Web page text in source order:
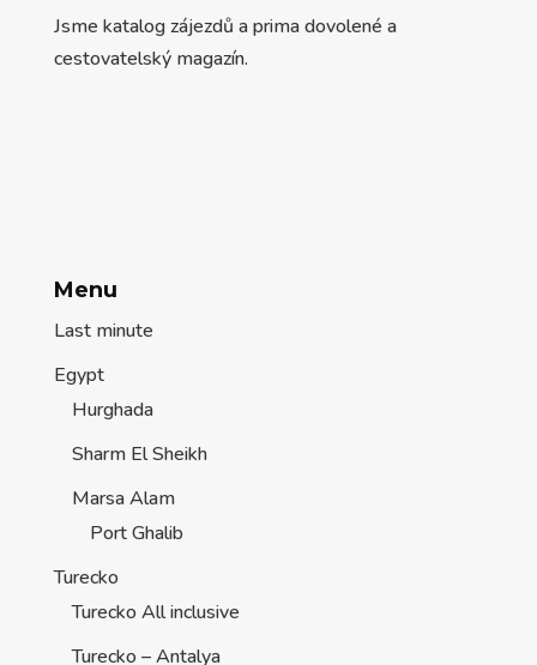
Jsme katalog zájezdů a prima dovolené a
cestovatelský magazín.
Menu
Last minute
Egypt
Hurghada
Sharm El Sheikh
Marsa Alam
Port Ghalib
Turecko
Turecko All inclusive
Turecko – Antalya